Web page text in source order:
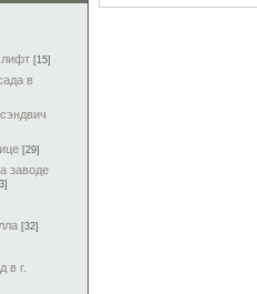
[15]
в
[29]
заводе
[32]
в г.